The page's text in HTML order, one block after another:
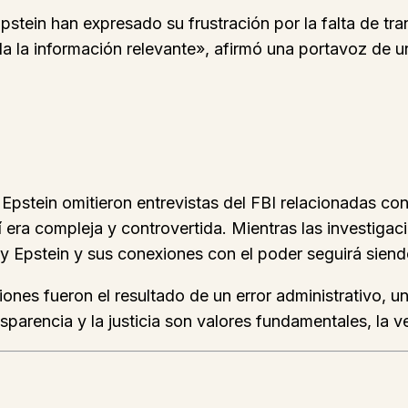
han expresado su frustración por la falta de
la información relevante», afirmó una portavoz de
omitieron entrevistas del FBI relacionadas
compleja y controvertida. Mientras las
Epstein y sus conexiones con el poder seguirá
fueron el resultado de un error administrativo,
y la justicia son valores fundamentales, la